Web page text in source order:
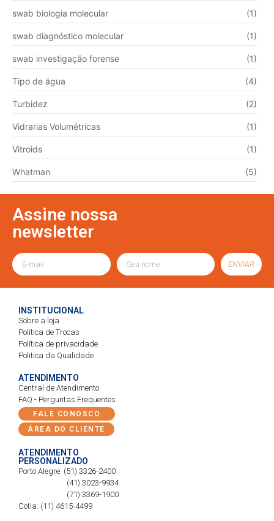
swab biologia molecular (1)
swab diagnóstico molecular (1)
swab investigação forense (1)
Tipo de água (4)
Turbidez (2)
Vidrarias Volumétricas (1)
Vitroids (1)
Whatman (5)
Assine nossa
newsletter
ENVIAR
INSTITUCIONAL
Sobre a loja
Política de Trocas
Política de privacidade
Politica da Qualidade
ATENDIMENTO
Central de Atendimento
FAQ - Perguntas Frequentes
FALE CONOSCO
ÁREA DO CLIENTE
ATENDIMENTO
PERSONALIZADO
Porto Alegre: (51) 3326-2400
(41) 3023-9934
(71) 3369-1900
Cotia: (11) 4615-4499